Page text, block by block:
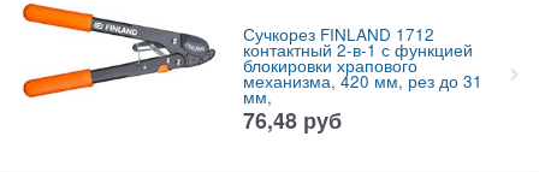
Сучкорез FINLAND 1712
контактный 2-в-1 с функцией
блокировки храпового
механизма, 420 мм, рез до 31
мм,
76,48 руб